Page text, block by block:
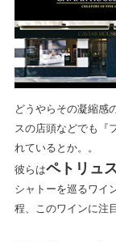
どうやらその凝縮感
スの店頭などでも『
れているとか。。
彼らはペトリュ
シャトーを巡るワイ
程、このワインに注